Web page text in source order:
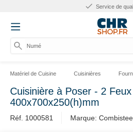
Service de
Numéro
Matériel de Cuisine Cuisinières
Cuisinière à Poser - 2
400x700x250(h)mm
Réf. 1000581 Marque: